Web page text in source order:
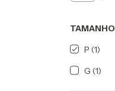
TAMANHO
P (1)
G (1)